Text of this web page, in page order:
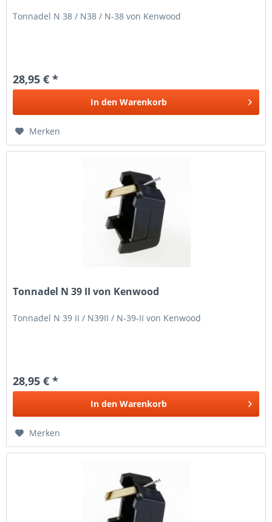
Tonnadel N 38 / N38 / N-38 von Kenwood
28,95 € *
In den Warenkorb
Merken
Tonnadel N 39 II von Kenwood
Tonnadel N 39 II / N39II / N-39-II von Kenwood
28,95 € *
In den Warenkorb
Merken